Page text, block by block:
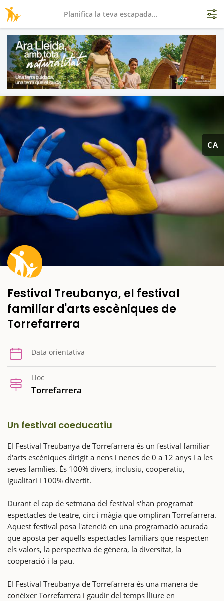
CA
Festival Treubanya, el festival
familiar d'arts escèniques de
Torrefarrera
Data orientativa
Lloc
Torrefarrera
Un festival coeducatiu
El Festival Treubanya de Torrefarrera és un festival familiar
d'arts escèniques dirigit a nens i nenes de 0 a 12 anys i a les
seves famílies. És 100% divers, inclusiu, cooperatiu,
igualitari i 100% divertit.
Durant el cap de setmana del festival s'han programat
espectacles de teatre, circ i màgia que ompliran Torrefarrera.
Aquest festival posa l'atenció en una programació acurada
que aposta per aquells espectacles familiars que respecten
els valors, la perspectiva de gènera, la diversitat, la
cooperació i la pau.
El Festival Treubanya de Torrefarrera és una manera de
conèixer Torrefarrera i gaudir del temps lliure en
Planifica la teva escapada...